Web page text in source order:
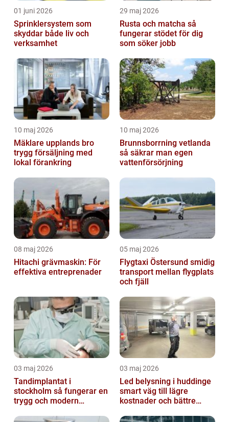
01 juni 2026
Sprinklersystem som
skyddar både liv och
verksamhet
29 maj 2026
Rusta och matcha så
fungerar stödet för dig
som söker jobb
10 maj 2026
Mäklare upplands bro
trygg försäljning med
lokal förankring
10 maj 2026
Brunnsborrning vetlanda
så säkrar man egen
vattenförsörjning
08 maj 2026
Hitachi grävmaskin: För
effektiva entreprenader
05 maj 2026
Flygtaxi Östersund smidig
transport mellan flygplats
och fjäll
03 maj 2026
Tandimplantat i
stockholm så fungerar en
trygg och modern
03 maj 2026
Led belysning i huddinge
smart väg till lägre
kostnader och bättre